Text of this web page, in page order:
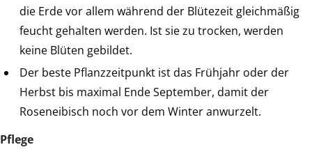
die Erde vor allem während der Blütezeit gleichmäßig
feucht gehalten werden. Ist sie zu trocken, werden
keine Blüten gebildet.
Der beste Pflanzzeitpunkt ist das Frühjahr oder der
Herbst bis maximal Ende September, damit der
Roseneibisch noch vor dem Winter anwurzelt.
Pflege